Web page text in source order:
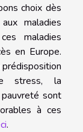
choix dès
maladies
maladies
en Europe.
stress, la
pauvreté sont
à ces
.